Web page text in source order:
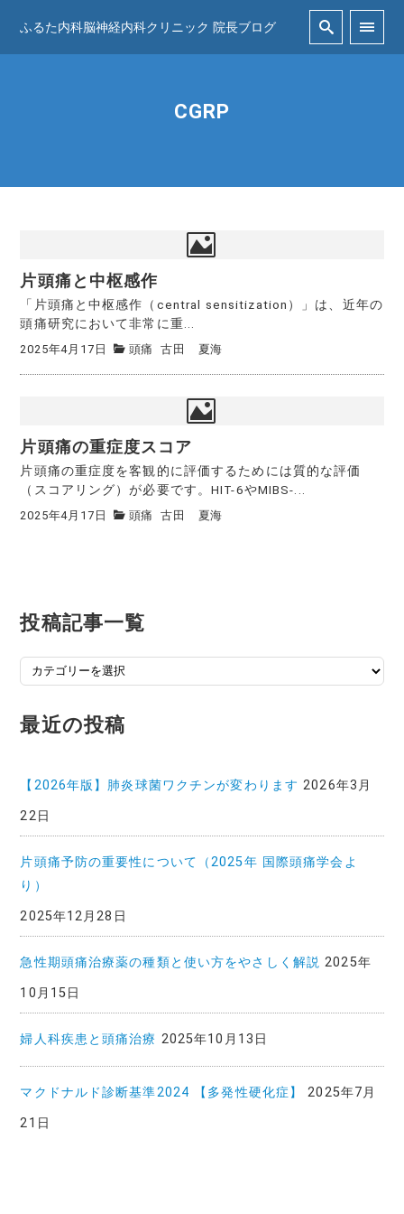
ふるた内科脳神経内科クリニック 院長ブログ
CGRP
片頭痛と中枢感作
「片頭痛と中枢感作（central sensitization）」は、近年の
頭痛研究において非常に重...
2025年4月17日 頭痛 古田 夏海
片頭痛の重症度スコア
片頭痛の重症度を客観的に評価するためには質的な評価
（スコアリング）が必要です。HIT-6やMIBS-...
2025年4月17日 頭痛 古田 夏海
投稿記事一覧
投
記
事
覧
最近の投稿
【2026年版】肺炎球菌ワクチンが変わります 2026年3月
22日
片頭痛予防の重要性について（2025年 国際頭痛学会よ
り）
2025年12月28日
急性期頭痛治療薬の種類と使い方をやさしく解説 2025年
10月15日
婦人科疾患と頭痛治療 2025年10月13日
マクドナルド診断基準2024 【多発性硬化症】
2025年7月
21日